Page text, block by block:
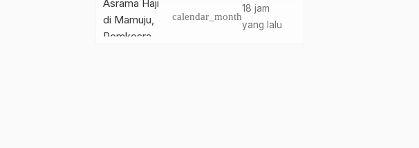
Pemkesra dan
Kementerian Haji
calendar_month
18 jam
yang lalu